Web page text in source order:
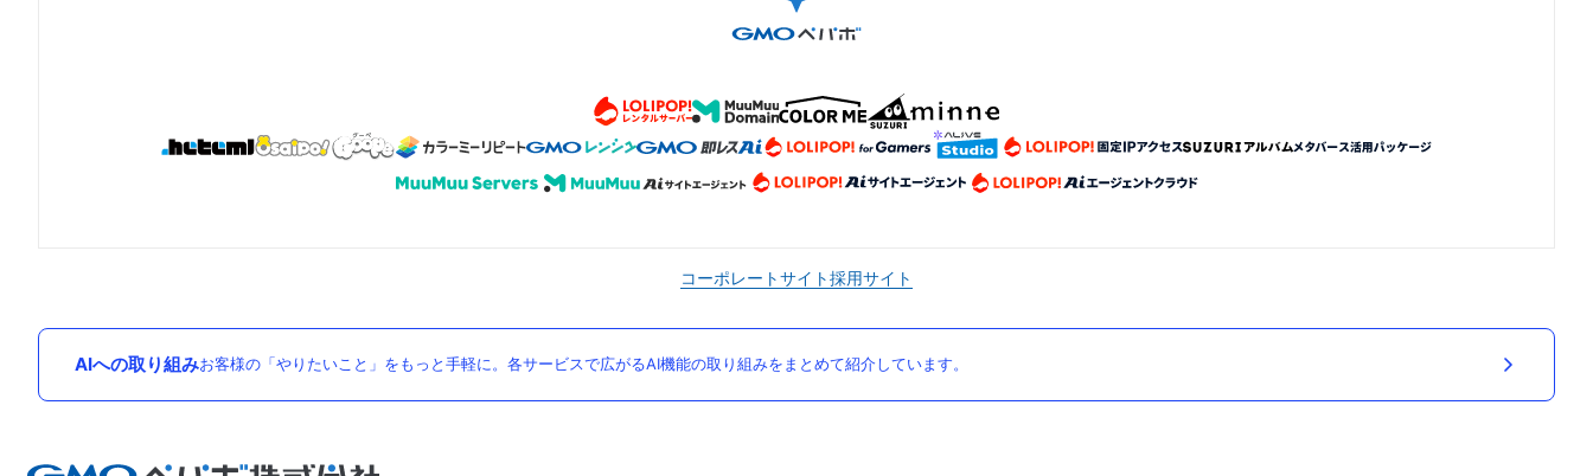
コーポレートサイト採用サイト
AIへの取り組みお客様の「やりたいこと」をもっと手軽に。各サービスで広がるAI機能の取り組みをまとめて紹介しています。